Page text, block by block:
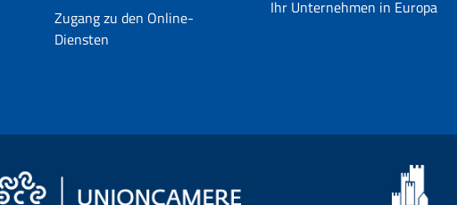
Zugang zu den Online-
Diensten
Ihr Unternehmen in Europa